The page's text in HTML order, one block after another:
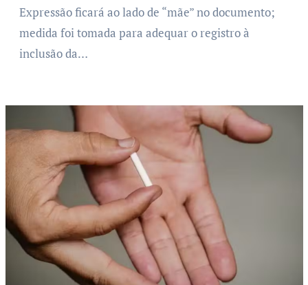
Expressão ficará ao lado de “mãe” no documento;
medida foi tomada para adequar o registro à
inclusão da…